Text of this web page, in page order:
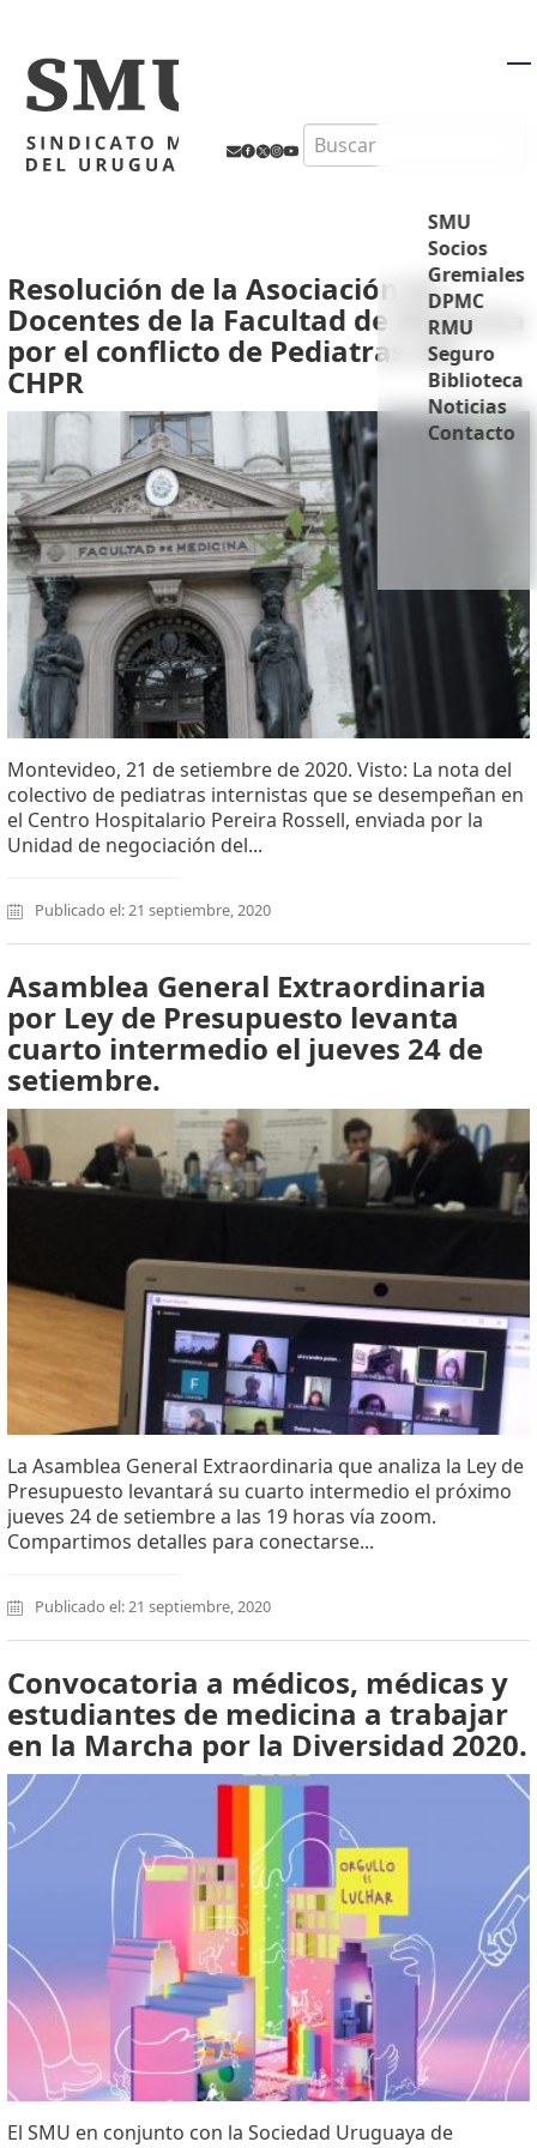
Search
SMU
Socios
Gremiales
DPMC
RMU
Seguro
Biblioteca
Noticias
Contacto
Resolución de la Asociación de
Docentes de la Facultad de Medicina
por el conflicto de Pediatras del
CHPR
Montevideo, 21 de setiembre de 2020. Visto: La nota del
colectivo de pediatras internistas que se desempeñan en
el Centro Hospitalario Pereira Rossell, enviada por la
Unidad de negociación del...
Publicado el: 21 septiembre, 2020
Asamblea General Extraordinaria
por Ley de Presupuesto levanta
cuarto intermedio el jueves 24 de
setiembre.
La Asamblea General Extraordinaria que analiza la Ley de
Presupuesto levantará su cuarto intermedio el próximo
jueves 24 de setiembre a las 19 horas vía zoom.
Compartimos detalles para conectarse...
Publicado el: 21 septiembre, 2020
Convocatoria a médicos, médicas y
estudiantes de medicina a trabajar
en la Marcha por la Diversidad 2020.
El SMU en conjunto con la Sociedad Uruguaya de